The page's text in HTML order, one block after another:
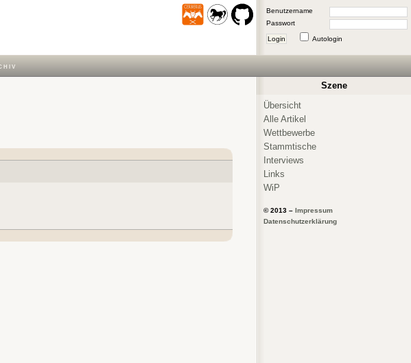
Benutzername
Passwort
Login Autologin
Szene
Übersicht
Alle Artikel
Wettbewerbe
Stammtische
Interviews
Links
WiP
© 2013 – Impressum
Datenschutzerklärung